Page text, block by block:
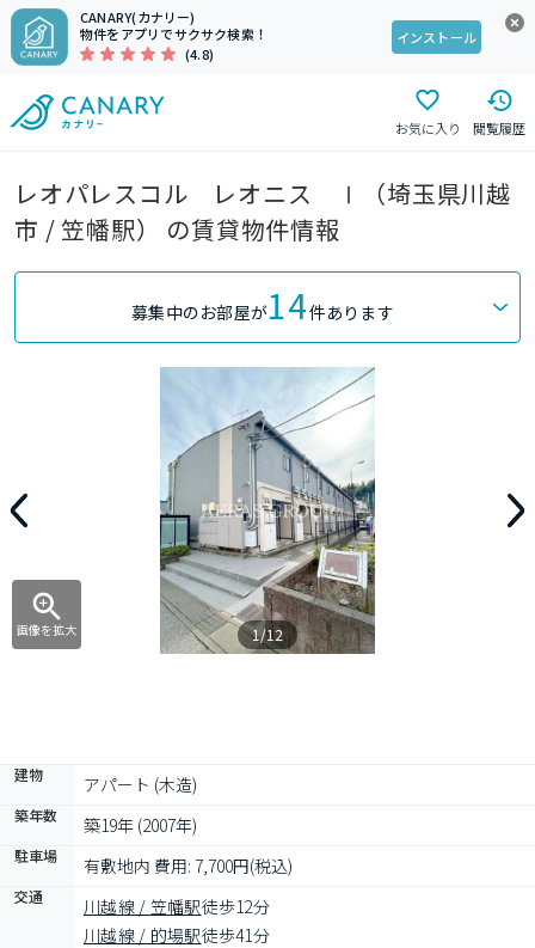
CANARY(カナリー)
物件をアプリでサクサク検索！
(4.8)
インストール
お気に入り 閲覧履歴
レオパレスコル レオニス Ⅰ（埼玉県川越
市 / 笠幡駅） の賃貸物件情報
募集中のお部屋が14件あります
画像を拡大 1/12
建物 アパート (木造)
築年数 築19年 (2007年)
駐車場 有敷地内 費用: 7,700円(税込)
交通 川越線 / 笠幡駅徒歩12分
川越線 / 的場駅徒歩41分